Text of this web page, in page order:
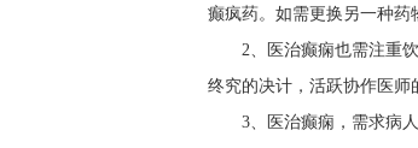
癫疯药。如需更换另一种药
2、医治癫痫也需注重
终究的决计，活跃协作医师
3、医治癫痫，需求病